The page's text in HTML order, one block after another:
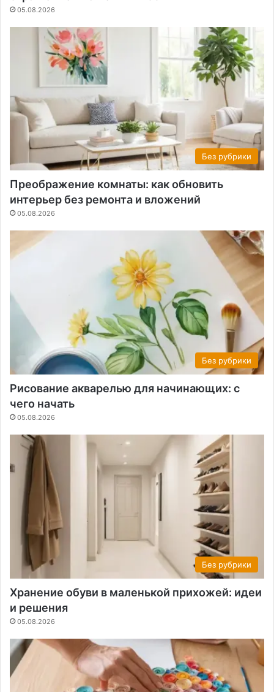
05.08.2026
Без рубрики
Преображение комнаты: как обновить
интерьер без ремонта и вложений
05.08.2026
Без рубрики
Рисование акварелью для начинающих: с
чего начать
05.08.2026
Без рубрики
Хранение обуви в маленькой прихожей: идеи
и решения
05.08.2026